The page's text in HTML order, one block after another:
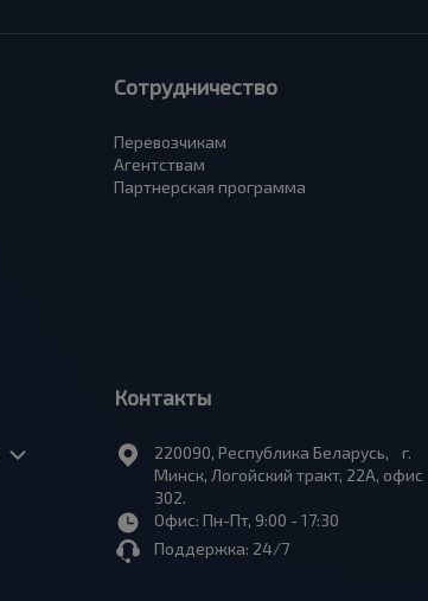
Сотрудничество
Перевозчикам
Агентствам
Партнерская программа
Контакты
220090, Республика Беларусь, г.
Минск, Логойский тракт, 22А, офис
302.
Офис: Пн-Пт, 9:00 - 17:30
Поддержка: 24/7